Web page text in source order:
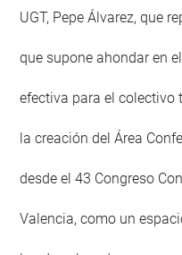
UGT, Pepe Álvarez, que
que supone ahondar en
efectiva para el colectivo
la creación del Área
desde el 43 Congreso
Valencia, como un